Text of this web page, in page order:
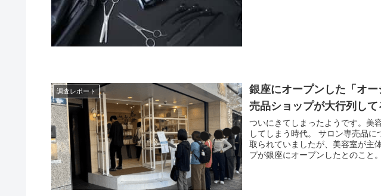
調査レポート
銀座にオープンした「オ
売品ショップが大行列して
ついにきてしまったようです。美
してしまう時代。 サロン専売品
取られていましたが、美容室が主
プが銀座にオープンしたとのこと